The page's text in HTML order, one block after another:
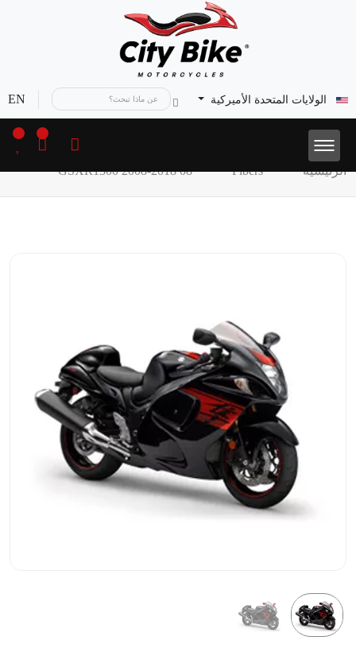
الولايات المتحدة الأميركية EN
الرئيسية Fibers
GSXR1300 2008-2018 08